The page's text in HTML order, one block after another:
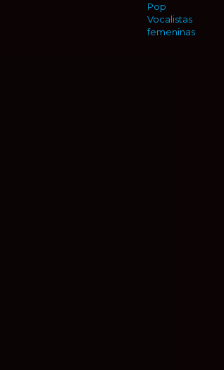
Pop
Vocalistas
femeninas